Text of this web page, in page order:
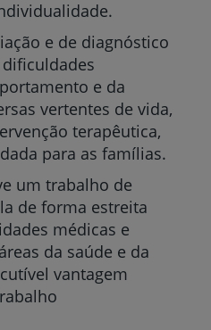
e de diagnóstico
e da
vertentes de vida,
terapêutica,
para as famílias.
um trabalho de
de forma estreita
médicas e
da saúde e da
vantagem